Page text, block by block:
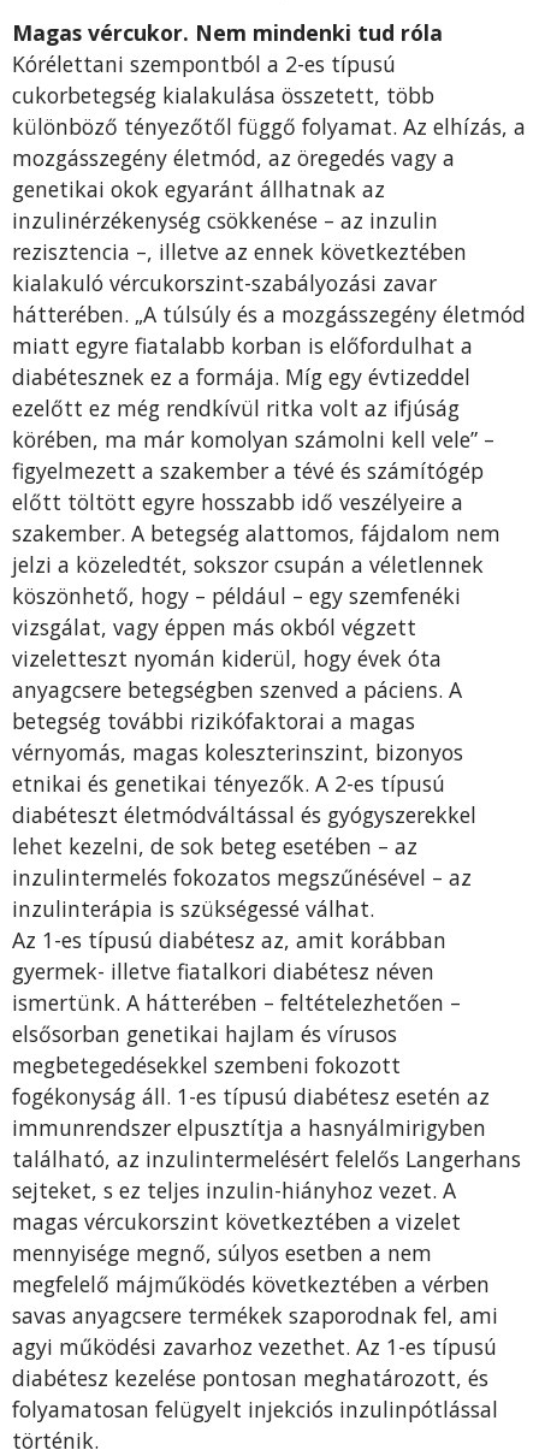
Magas vércukor. Nem mindenki tud róla
Kórélettani szempontból a 2-es típusú
cukorbetegség kialakulása összetett, több
különböző tényezőtől függő folyamat. Az elhízás, a
mozgásszegény életmód, az öregedés vagy a
genetikai okok egyaránt állhatnak az
inzulinérzékenység csökkenése – az inzulin
rezisztencia –, illetve az ennek következtében
kialakuló vércukorszint-szabályozási zavar
hátterében. „A túlsúly és a mozgásszegény életmód
miatt egyre fiatalabb korban is előfordulhat a
diabétesznek ez a formája. Míg egy évtizeddel
ezelőtt ez még rendkívül ritka volt az ifjúság
körében, ma már komolyan számolni kell vele” –
figyelmezett a szakember a tévé és számítógép
előtt töltött egyre hosszabb idő veszélyeire a
szakember. A betegség alattomos, fájdalom nem
jelzi a közeledtét, sokszor csupán a véletlennek
köszönhető, hogy – például – egy szemfenéki
vizsgálat, vagy éppen más okból végzett
vizeletteszt nyomán kiderül, hogy évek óta
anyagcsere betegségben szenved a páciens. A
betegség további rizikófaktorai a magas
vérnyomás, magas koleszterinszint, bizonyos
etnikai és genetikai tényezők. A 2-es típusú
diabéteszt életmódváltással és gyógyszerekkel
lehet kezelni, de sok beteg esetében – az
inzulintermelés fokozatos megszűnésével – az
inzulinterápia is szükségessé válhat.
Az 1-es típusú diabétesz az, amit korábban
gyermek- illetve fiatalkori diabétesz néven
ismertünk. A hátterében – feltételezhetően –
elsősorban genetikai hajlam és vírusos
megbetegedésekkel szembeni fokozott
fogékonyság áll. 1-es típusú diabétesz esetén az
immunrendszer elpusztítja a hasnyálmirigyben
található, az inzulintermelésért felelős Langerhans
sejteket, s ez teljes inzulin-hiányhoz vezet. A
magas vércukorszint következtében a vizelet
mennyisége megnő, súlyos esetben a nem
megfelelő májműködés következtében a vérben
savas anyagcsere termékek szaporodnak fel, ami
agyi működési zavarhoz vezethet. Az 1-es típusú
diabétesz kezelése pontosan meghatározott, és
folyamatosan felügyelt injekciós inzulinpótlással
történik.